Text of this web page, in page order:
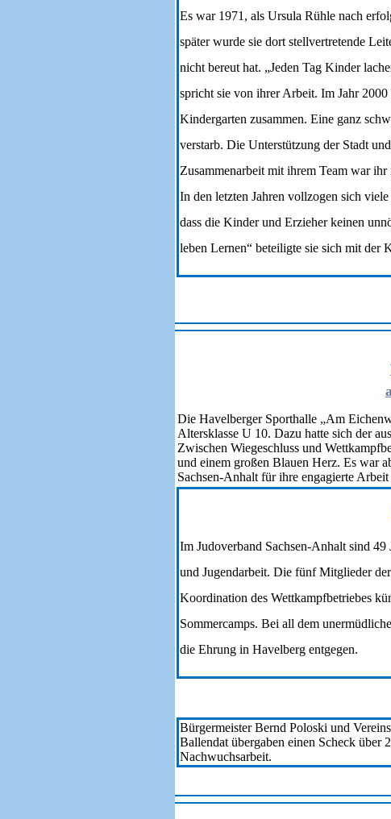
Es war 1971, als Ursula Rühle nach
später wurde sie dort stellvertretende
nicht bereut hat. „Jeden Tag Kinder
spricht sie von ihrer Arbeit. Im Jahr
Kindergarten zusammen. Eine ganz
verstarb. Die Unterstützung der Stadt
Zusammenarbeit mit ihrem Team war
In den letzten Jahren vollzogen sich
dass die Kinder und Erzieher keinen
leben Lernen“ beteiligte sie sich mit
Die Havelberger Sporthalle „Am
Altersklasse U 10. Dazu hatte sich der
Zwischen Wiegeschluss und
und einem großen Blauen Herz. Es war
Sachsen-Anhalt für ihre engagierte
Im Judoverband Sachsen-Anhalt sind
und Jugendarbeit. Die fünf Mitglieder
Koordination des Wettkampfbetriebes
Sommercamps. Bei all dem
die Ehrung in Havelberg entgegen.
Bürgermeister Bernd Poloski und
Ballendat übergaben einen Scheck über
Nachwuchsarbeit.